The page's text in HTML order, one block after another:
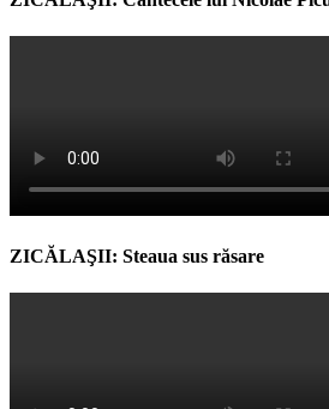
ZICĂLAŞII: Steaua sus răsare